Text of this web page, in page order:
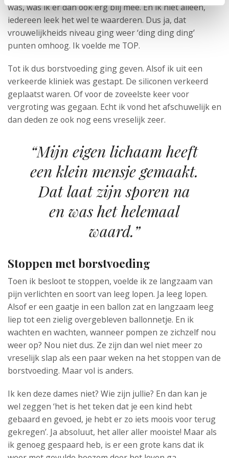
was, was ik er dan ook erg blij mee. En ik niet alleen,
iedereen leek het wel te waarderen. Dus ja, dat
vrouwelijkheids niveau ging weer ‘ding ding ding’
punten omhoog. Ik voelde me TOP.
Tot ik dus borstvoeding ging geven. Alsof ik uit een
verkeerde kliniek was gestapt. De siliconen verkeerd
geplaatst waren. Of voor de zoveelste keer voor
vergroting was gegaan. Echt ik vond het afschuwelijk en
dan deden ze ook nog eens vreselijk zeer.
“Mijn eigen lichaam heeft
een klein mensje gemaakt.
Dat laat zijn sporen na
en was het helemaal
waard.”
Stoppen met borstvoeding
Toen ik besloot te stoppen, voelde ik ze langzaam van
pijn verlichten en soort van leeg lopen. Ja leeg lopen.
Alsof er een gaatje in een ballon zat en langzaam leeg
liep tot een zielig overgebleven ballonnetje. En ik
wachten en wachten, wanneer pompen ze zichzelf nou
weer op? Nou niet dus. Ze zijn dan wel niet meer zo
vreselijk slap als een paar weken na het stoppen van de
borstvoeding. Maar vol is anders.
Ik ken deze dames niet? Wie zijn jullie? En dan kan je
wel zeggen ‘het is het teken dat je een kind hebt
gebaard en gevoed, je hebt er zo iets moois voor terug
gekregen’. Ja absoluut, het aller aller mooiste! Maar als
ik genoeg gespaard heb, is er een grote kans dat ik